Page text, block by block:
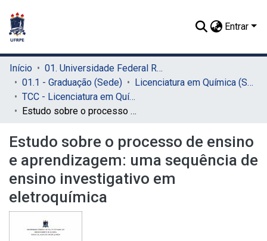
Entrar
Início
01. Universidade Federal Rural de Pernambuco - UFRPE (Sede)
01.1 - Graduação (Sede)
Licenciatura em Química (Sede)
TCC - Licenciatura em Química (Sede)
Estudo sobre o processo de ensino e aprendizagem: uma sequência de ensino investigativo em eletroquímica
Estudo sobre o processo de ensino
e aprendizagem: uma sequência de
ensino investigativo em
eletroquímica